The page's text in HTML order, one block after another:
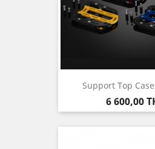
Support Top
Prix
6 600,00